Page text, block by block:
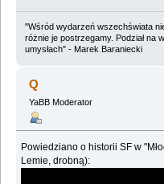
"Wśród wydarzeń wszechświata
różnie je postrzegamy. Podział na
umysłach" - Marek Baraniecki
Q
YaBB Moderator
Powiedziano o historii SF w
Lemie, drobną):